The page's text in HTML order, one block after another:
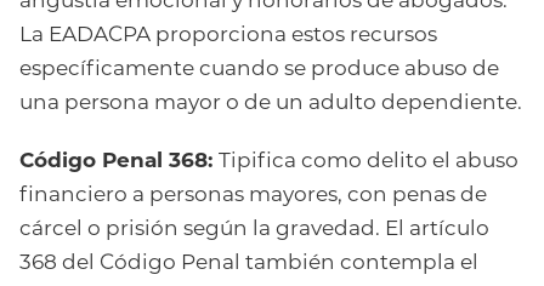
La EADACPA proporciona estos recursos
específicamente cuando se produce abuso de
una persona mayor o de un adulto dependiente.
Código Penal 368: Tipifica como delito el abuso
financiero a personas mayores, con penas de
cárcel o prisión según la gravedad. El artículo
368 del Código Penal también contempla el